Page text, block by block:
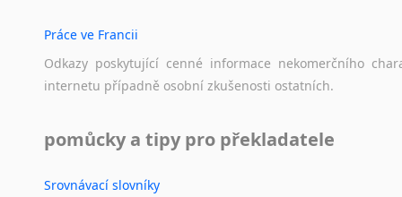
Práce ve Francii
Odkazy poskytující cenné informace nekomerčního
internetu případně osobní zkušenosti ostatních.
pomůcky a tipy pro překladatele
Srovnávací slovníky